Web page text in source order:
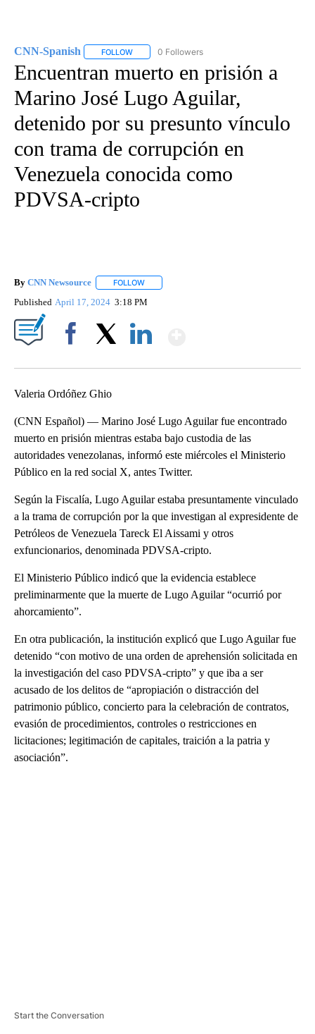
CNN-Spanish FOLLOW FOLLOW "CNN-SPANISH" TO RECEIVE
0 Followers
Encuentran muerto en prisión a
Marino José Lugo Aguilar,
detenido por su presunto vínculo
con trama de corrupción en
Venezuela conocida como
PDVSA-cripto
By CNN Newsource FOLLOW
Published April 17, 2024 3:18 PM
Valeria Ordóñez Ghio
(CNN Español) — Marino José Lugo Aguilar fue encontrado
muerto en prisión mientras estaba bajo custodia de las
autoridades venezolanas, informó este miércoles el Ministerio
Público en la red social X, antes Twitter.
Según la Fiscalía, Lugo Aguilar estaba presuntamente vinculado
a la trama de corrupción por la que investigan al expresidente de
Petróleos de Venezuela Tareck El Aissami y otros
exfuncionarios, denominada PDVSA-cripto.
El Ministerio Público indicó que la evidencia establece
preliminarmente que la muerte de Lugo Aguilar “ocurrió por
ahorcamiento”.
En otra publicación, la institución explicó que Lugo Aguilar fue
detenido “con motivo de una orden de aprehensión solicitada en
la investigación del caso PDVSA-cripto” y que iba a ser
acusado de los delitos de “apropiación o distracción del
patrimonio público, concierto para la celebración de contratos,
evasión de procedimientos, controles o restricciones en
licitaciones; legitimación de capitales, traición a la patria y
asociación”.
Start the Conversation